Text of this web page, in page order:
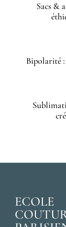
Sacs &
Bipolarité :
ECOLE